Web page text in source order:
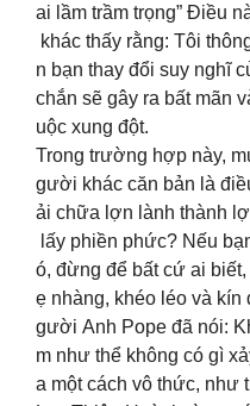
ai lầm trầm trọng” Điều
khác thấy rằng: Tôi
n bạn thay đổi suy nghĩ
chắn sẽ gây ra bất mãn
uộc xung đột.
Trong trường hợp này,
gười khác căn bản là
ải chữa lợn lành thành
lấy phiền phức? Nếu
ó, đừng để bất cứ ai
ẹ nhàng, khéo léo và
gười Anh Pope đã nói:
m như thể không có gì
a một cách vô thức, như